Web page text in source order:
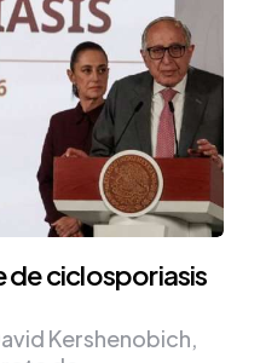
ciclosporiasis
Kershenobich,